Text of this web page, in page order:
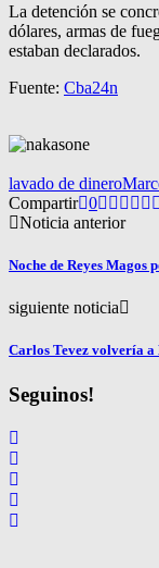
La detención se
dólares, armas de
estaban declarados.
Fuente: Cba24n
lavado de dinero
Compartir 0
Noticia anterior
Noche de Reyes Magos
siguiente noticia
Carlos Tevez volvería a
Seguinos!